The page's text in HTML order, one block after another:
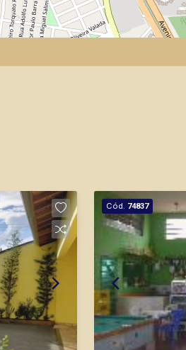
Cód. 74837